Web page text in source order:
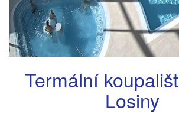
Termální
Losiny